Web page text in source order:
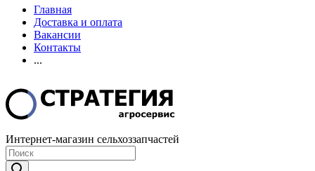
Главная
Доставка и оплата
Вакансии
Контакты
...
Интернет-магазин сельхоззапчастей